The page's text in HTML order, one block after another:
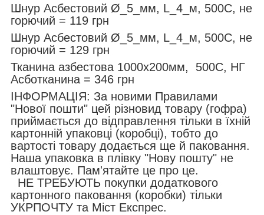
Шнур Асбестовий Ø_5_мм, L_4_м, 500С, не
горючий = 119 грн
Шнур Асбестовий Ø_5_мм, L_4_м, 500С, не
горючий = 129 грн
Тканина азбестова 1000х200мм, 500С, НГ
Асботканина = 346 грн
ІНФОРМАЦІЯ: За новими Правилами
"Нової пошти" цей різновид товару (гофра)
приймається до відправлення тільки в їхній
картонній упаковці (коробці), тобто до
вартості товару додається ще й паковання.
Наша упаковка в плівку "Нову пошту" не
влаштовує. Пам'ятайте це про це.
НЕ ТРЕБУЮТЬ покупки додаткового
картонного паковання (коробки) тільки
УКРПОЧТУ та Міст Експрес.